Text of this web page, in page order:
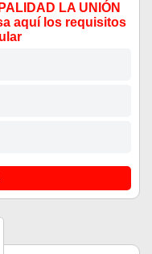
LA UNIÓN
aquí los requisitos